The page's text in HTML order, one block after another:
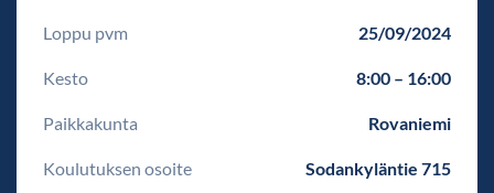
Loppu pvm 25/09/2024
Kesto 8:00 – 16:00
Paikkakunta Rovaniemi
Koulutuksen osoite Sodankyläntie 715